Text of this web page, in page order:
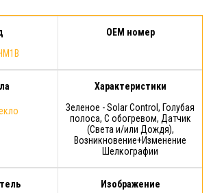
OEM номер
Характеристики
Зеленое - Solar Control, Голубая
полоса, С обогревом, Датчик
(Света и/или Дождя),
Возникновение+Изменение
Шелкографии
Изображение